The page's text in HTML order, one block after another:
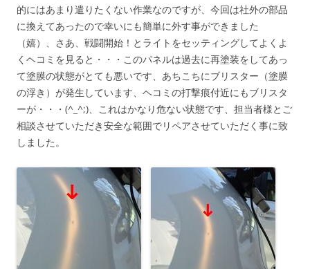
的にはあまり遣りたくない作業なのですが、今回は社外の部品
に換えてあったので幸いにも簡単に外す事ができました
（嬉）、さあ、戦闘開始！とライトをセッティングしてよくよ
くヘコミを見ると・・・このパネルは過去に再塗装をしてあっ
て塗膜の状態がとても悪いです、あちこちにブリスター（塗膜
の浮き）が発生しています、ヘコミの打撃痕付近にもブリスタ
ーが・・・(^_^;)、これはかなり危ない状態です、担当者様とご
相談させていただき安全な範囲でリペアさせていただく事に致
しました。